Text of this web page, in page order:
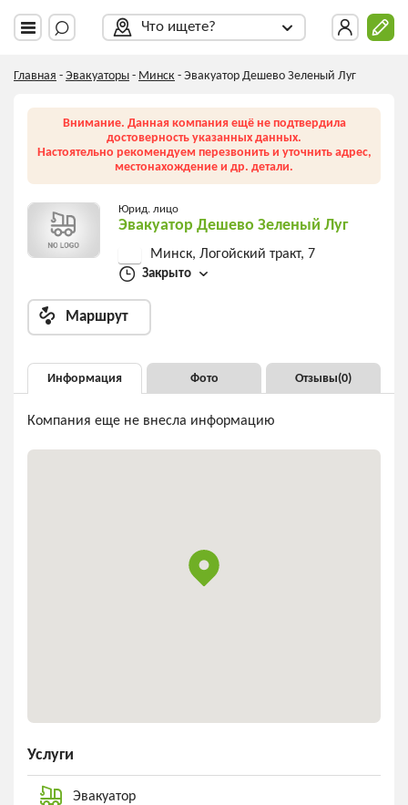
Что ищете?
Главная - Эвакуаторы - Минск - Эвакуатор Дешево Зеленый Луг
Внимание. Данная компания ещё не подтвердила
достоверность указанных данных.
Настоятельно рекомендуем перезвонить и уточнить адрес,
местонахождение и др. детали.
Юрид. лицо
Эвакуатор Дешево Зеленый Луг
Минск, Логойский тракт, 7
Закрыто
Маршрут
Информация Фото Отзывы(0)
Компания еще не внесла информацию
Услуги
Эвакуатор